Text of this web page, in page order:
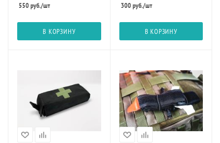
времени (вид сложения 1)
550руб./шт
В КОРЗИНУ
300руб./шт
В КОРЗИНУ